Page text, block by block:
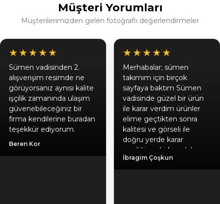
Müşteri Yorumları
Müşterilerimizden gelen fotoğraflı değerlendirmeler
★★★★★
Sümen vadisinden 2.
alışverişim resimde ne
görüyorsanız aynısı kalite
işçilik zamanında ulaşım
güvenebileceğiniz bir
firma kendilerine buradan
teşekkür ediyorum.
Beren Kor
★★★★★
Merhabalar; sümen
takımım için birçok
sayfaya baktım Sümen
vadisinde güzel bir ürün
ile karar verdim ürünler
elime geçtikten sonra
kalitesi ve görseli ile
doğru yerde karar
verdiğime birkez daha
emin oldum, hediyeniz
için ayrıca teşekkür
İbragim Çoşkun